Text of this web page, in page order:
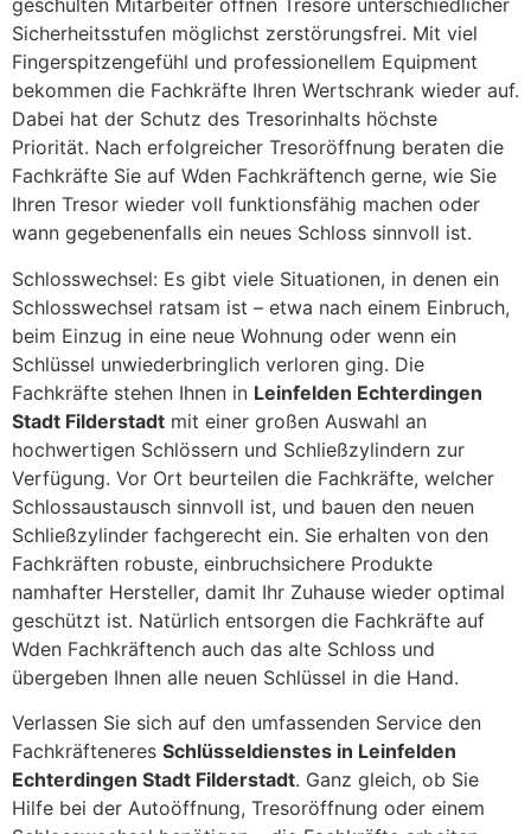
geschulten Mitarbeiter öffnen Tresore unterschiedlicher
Sicherheitsstufen möglichst zerstörungsfrei. Mit viel
Fingerspitzengefühl und professionellem Equipment
bekommen die Fachkräfte Ihren Wertschrank wieder auf.
Dabei hat der Schutz des Tresorinhalts höchste
Priorität. Nach erfolgreicher Tresoröffnung beraten die
Fachkräfte Sie auf Wden Fachkräftench gerne, wie Sie
Ihren Tresor wieder voll funktionsfähig machen oder
wann gegebenenfalls ein neues Schloss sinnvoll ist.
Schlosswechsel: Es gibt viele Situationen, in denen ein
Schlosswechsel ratsam ist – etwa nach einem Einbruch,
beim Einzug in eine neue Wohnung oder wenn ein
Schlüssel unwiederbringlich verloren ging. Die
Fachkräfte stehen Ihnen in Leinfelden Echterdingen
Stadt Filderstadt mit einer großen Auswahl an
hochwertigen Schlössern und Schließzylindern zur
Verfügung. Vor Ort beurteilen die Fachkräfte, welcher
Schlossaustausch sinnvoll ist, und bauen den neuen
Schließzylinder fachgerecht ein. Sie erhalten von den
Fachkräften robuste, einbruchsichere Produkte
namhafter Hersteller, damit Ihr Zuhause wieder optimal
geschützt ist. Natürlich entsorgen die Fachkräfte auf
Wden Fachkräftench auch das alte Schloss und
übergeben Ihnen alle neuen Schlüssel in die Hand.
Verlassen Sie sich auf den umfassenden Service den
Fachkräfteneres Schlüsseldienstes in Leinfelden
Echterdingen Stadt Filderstadt. Ganz gleich, ob Sie
Hilfe bei der Autoöffnung, Tresoröffnung oder einem